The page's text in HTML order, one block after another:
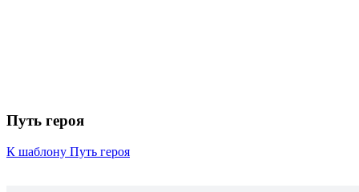
Путь героя
К шаблону Путь героя